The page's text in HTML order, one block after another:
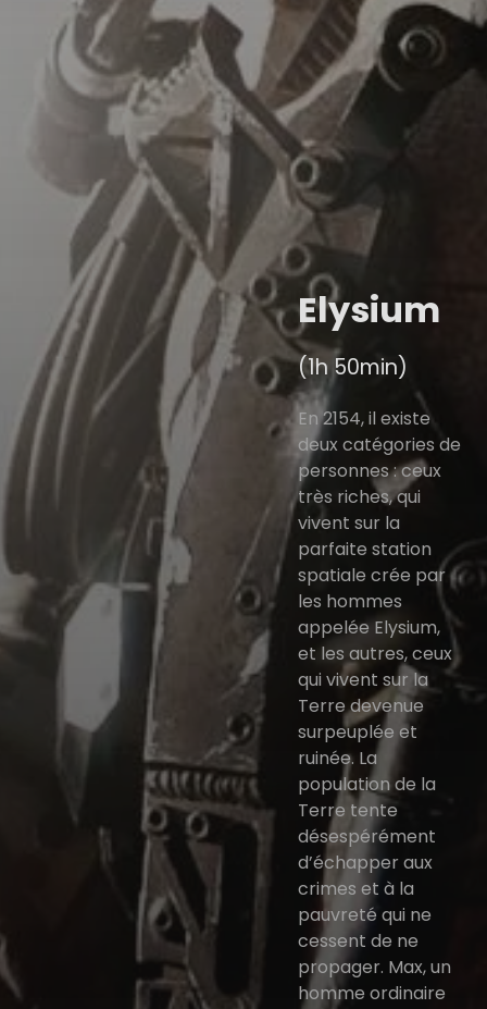
Elysium
(1h 50min)
En 2154, il existe
deux catégories de
personnes : ceux
très riches, qui
vivent sur la
parfaite station
spatiale crée par
les hommes
appelée Elysium,
et les autres, ceux
qui vivent sur la
Terre devenue
surpeuplée et
ruinée. La
population de la
Terre tente
désespérément
d’échapper aux
crimes et à la
pauvreté qui ne
cessent de ne
propager. Max, un
homme ordinaire